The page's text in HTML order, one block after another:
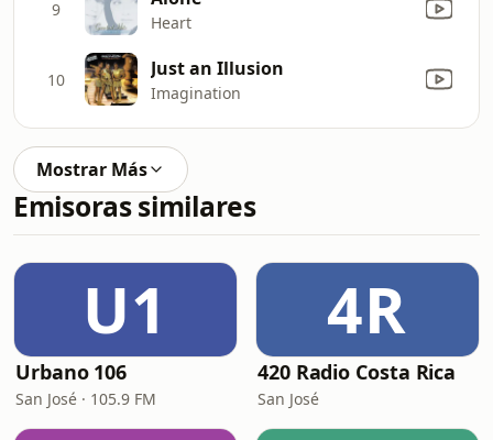
9
Heart
10 Just an Illusion
Imagination
Mostrar Más
Emisoras similares
U1
Urbano 106
San José · 105.9 FM
4R
420 Radio Costa Rica
San José